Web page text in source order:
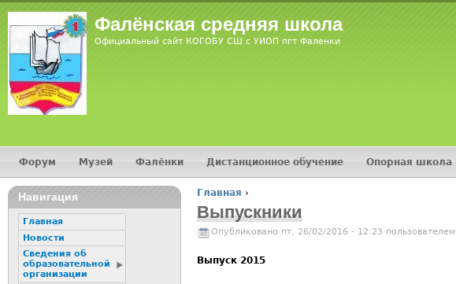
Фалёнская средняя школа
Официальный сайт КОГОБУ СШ с УИОП пгт Фаленки
Вы здесь
Главная ›
Выпускники
Опубликовано пт, 26/02/2016 - 12:23 пользователем
Выпуск 2015
Главное меню
Форум Музей Фалёнки Дистанционное обучение Опорная школа
Навигация
Главная
Новости
Сведения об
образовательной
организации